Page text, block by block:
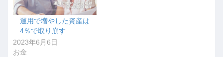
運用で増やした資産は
4％で取り崩す
2023年6月6日
お金